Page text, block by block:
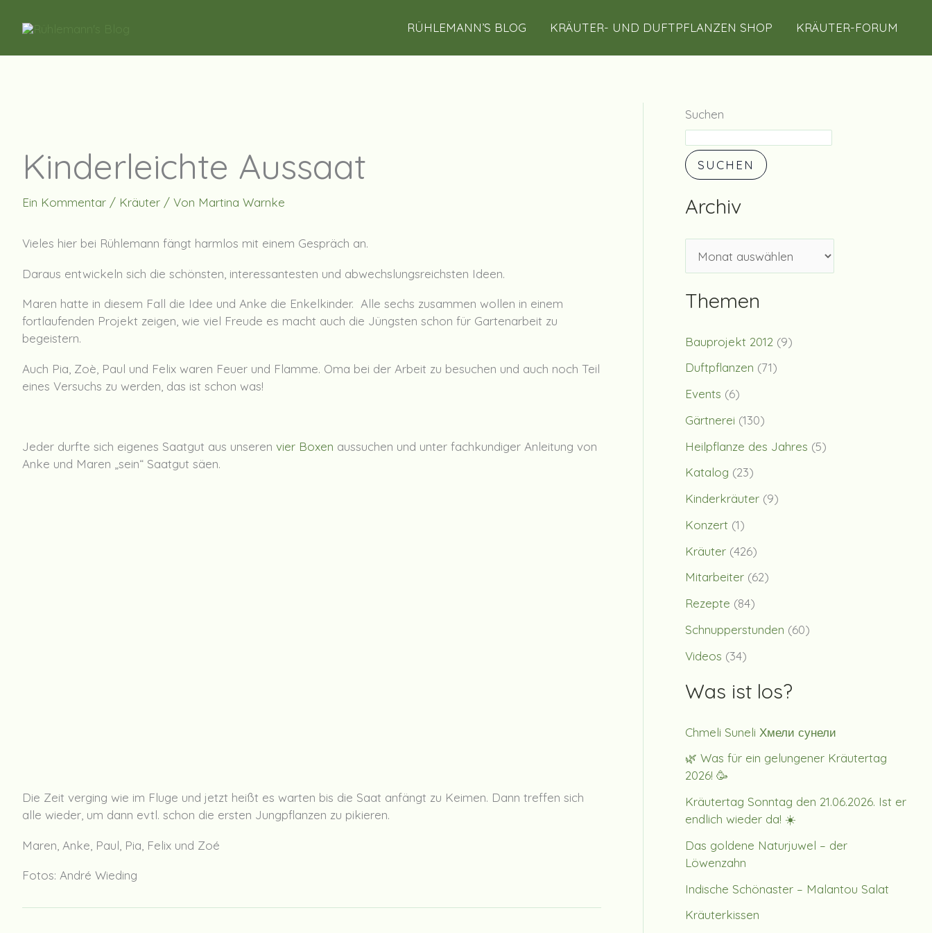
Inhalt
RÜHLEMANN’S BLOG KRÄUTER- UND DUFTPFLANZEN SHOP KRÄUTER-FORUM
Kinderleichte Aussaat
Ein Kommentar / Kräuter / Von Martina Warnke
Vieles hier bei Rühlemann fängt harmlos mit einem Gespräch an.
Daraus entwickeln sich die schönsten, interessantesten und abwechslungsreichsten Ideen.
Maren hatte in diesem Fall die Idee und Anke die Enkelkinder. Alle sechs zusammen wollen in einem
fortlaufenden Projekt zeigen, wie viel Freude es macht auch die Jüngsten schon für Gartenarbeit zu
begeistern.
Auch Pia, Zoè, Paul und Felix waren Feuer und Flamme. Oma bei der Arbeit zu besuchen und auch noch Teil
eines Versuchs zu werden, das ist schon was!
Jeder durfte sich eigenes Saatgut aus unseren vier Boxen aussuchen und unter fachkundiger Anleitung von
Anke und Maren „sein“ Saatgut säen.
Die Zeit verging wie im Fluge und jetzt heißt es warten bis die Saat anfängt zu Keimen. Dann treffen sich
alle wieder, um dann evtl. schon die ersten Jungpflanzen zu pikieren.
Maren, Anke, Paul, Pia, Felix und Zoé
Fotos: André Wieding
Suchen
SUCHEN
Archiv
r
c
v
Themen
Bauprojekt 2012 (9)
Duftpflanzen (71)
Events (6)
Gärtnerei (130)
Heilpflanze des Jahres (5)
Katalog (23)
Kinderkräuter (9)
Konzert (1)
Kräuter (426)
Mitarbeiter (62)
Rezepte (84)
Schnupperstunden (60)
Videos (34)
Was ist los?
Chmeli Suneli Хмели сунели
🌿 Was für ein gelungener Kräutertag
2026! 🥳
Kräutertag Sonntag den 21.06.2026. Ist er
endlich wieder da! ☀️
Das goldene Naturjuwel – der
Löwenzahn
Indische Schönaster – Malantou Salat
Kräuterkissen